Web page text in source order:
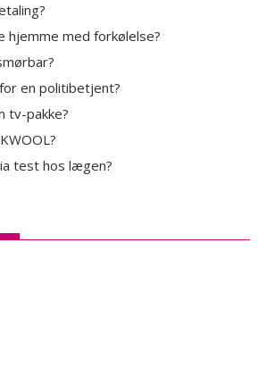
hjemme med forkølelse?
en politibetjent?
tv-pakke?
test hos lægen?